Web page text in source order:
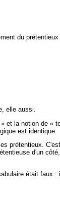
du
elle aussi.
et la notion de «
est identique.
prétentieux.
d'un
était faux :